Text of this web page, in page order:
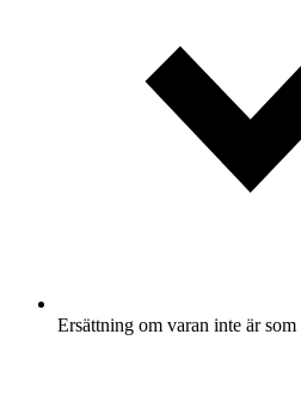
Ersättning om varan inte är som